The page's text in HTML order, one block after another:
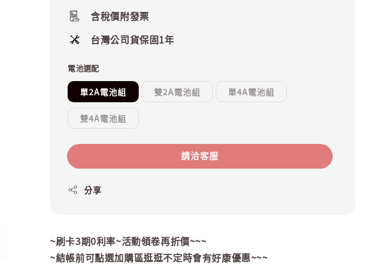
含稅價附發票
台灣公司貨保固1年
電池選配
單2A電池組 雙2A電池組 單4A電池組
雙4A電池組
請洽客服
分享
~刷卡3期0利率~活動領卷再折價~~~
~結帳前可點選加購區逛逛不定時會有好康優惠~~~